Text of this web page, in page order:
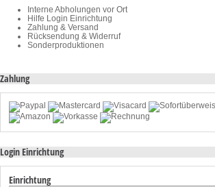
Interne Abholungen vor Ort
Hilfe Login Einrichtung
Zahlung & Versand
Rücksendung & Widerruf
Sonderproduktionen
Zahlung
Login Einrichtung
Einrichtung